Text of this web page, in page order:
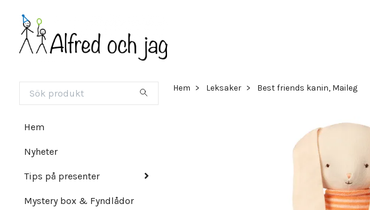
Hem
Nyheter
Tips på presenter
Mystery box & Fyndlådor
Hem Leksaker Best friends kanin, Maileg